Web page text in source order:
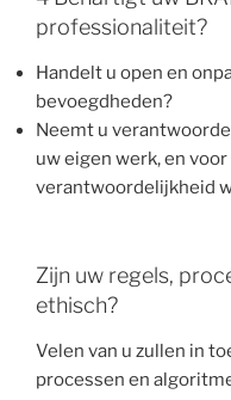
professionaliteit?
Handelt u open en
bevoegdheden?
Neemt u
uw eigen werk, en
verantwoordelijkheid
Zijn uw regels,
ethisch?
Velen van u zullen in
processen en